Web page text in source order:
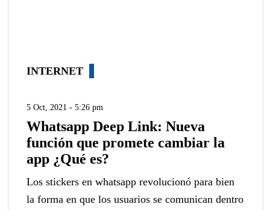
INTERNET
5 Oct, 2021 - 5:26 pm
Whatsapp Deep Link: Nueva
función que promete cambiar la
app ¿Qué es?
Los stickers en whatsapp revolucionó para bien
la forma en que los usuarios se comunican dentro